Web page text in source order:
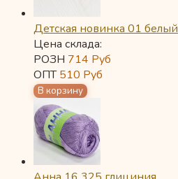
Детская новинка 01 белый
Цена склада:
РОЗН 714 Руб
ОПТ510 Руб